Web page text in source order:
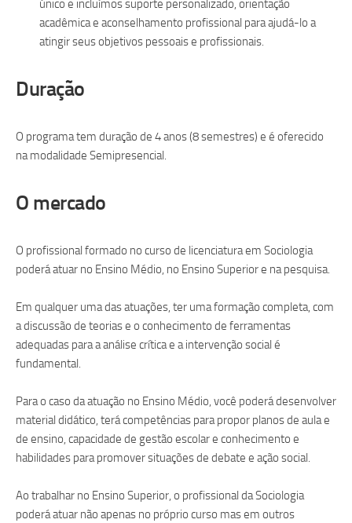
único e incluímos suporte personalizado, orientação
acadêmica e aconselhamento profissional para ajudá-lo a
atingir seus objetivos pessoais e profissionais.
Duração
O programa tem duração de 4 anos (8 semestres) e é oferecido
na modalidade Semipresencial.
O mercado
O profissional formado no curso de licenciatura em Sociologia
poderá atuar no Ensino Médio, no Ensino Superior e na pesquisa.
Em qualquer uma das atuações, ter uma formação completa, com
a discussão de teorias e o conhecimento de ferramentas
adequadas para a análise crítica e a intervenção social é
fundamental.
Para o caso da atuação no Ensino Médio, você poderá desenvolver
material didático, terá competências para propor planos de aula e
de ensino, capacidade de gestão escolar e conhecimento e
habilidades para promover situações de debate e ação social.
Ao trabalhar no Ensino Superior, o profissional da Sociologia
poderá atuar não apenas no próprio curso mas em outros